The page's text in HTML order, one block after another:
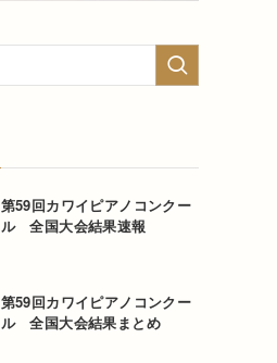
第59回カワイピアノコンクー
ル 全国大会結果速報
第59回カワイピアノコンクー
ル 全国大会結果まとめ